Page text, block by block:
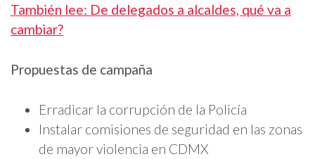
También lee: De delegados a alcaldes, qué va a
cambiar?
Propuestas de campaña
Erradicar la corrupción de la Policía
Instalar comisiones de seguridad en las zonas
de mayor violencia en CDMX